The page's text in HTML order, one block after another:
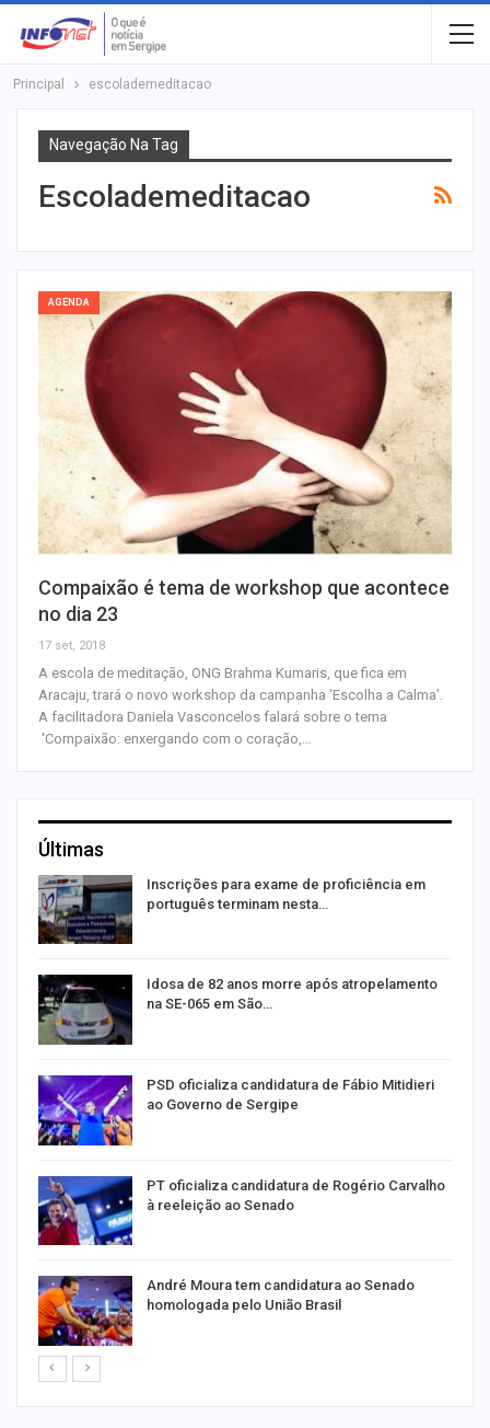
Principal escolademeditacao
Navegação Na Tag
Escolademeditacao
AGENDA
Compaixão é tema de workshop que acontece
no dia 23
17 set, 2018
A escola de meditação, ONG Brahma Kumaris, que fica em
Aracaju, trará o novo workshop da campanha ‘Escolha a Calma’.
A facilitadora Daniela Vasconcelos falará sobre o tema
'Compaixão: enxergando com o coração,…
Últimas
Inscrições para exame de proficiência em
português terminam nesta…
Idosa de 82 anos morre após atropelamento
na SE-065 em São…
PSD oficializa candidatura de Fábio Mitidieri
ao Governo de Sergipe
PT oficializa candidatura de Rogério Carvalho
à reeleição ao Senado
André Moura tem candidatura ao Senado
homologada pelo União Brasil